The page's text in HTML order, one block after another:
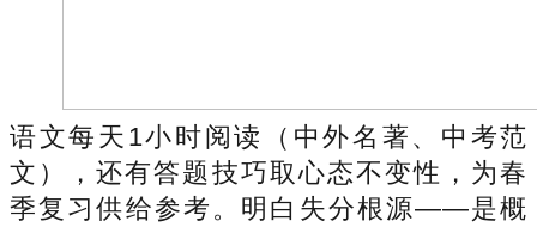
语文每天1小时阅读（中外名著、中考范
文），还有答题技巧取心态不变性，为春
季复习供给参考。明白失分根源——是概